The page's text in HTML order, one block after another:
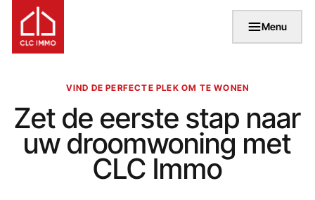
Menu
VIND DE PERFECTE PLEK OM TE WONEN
Zet de eerste stap naar
uw droomwoning met
CLC Immo